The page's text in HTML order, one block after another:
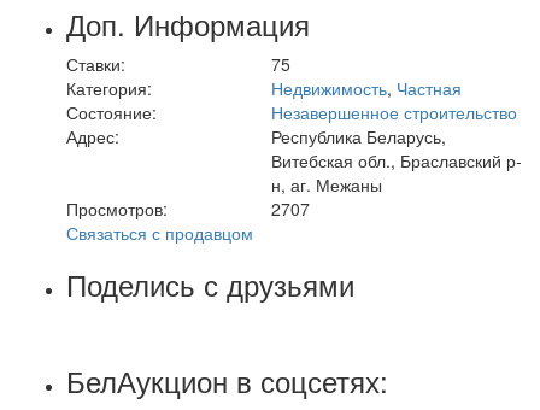
Доп. Информация
Ставки:
75
Категория:
Недвижимость, Частная
Состояние:
Незавершенное строительство
Адрес:
Республика Беларусь,
Витебская обл., Браславский р-
н, аг. Межаны
Просмотров:
2707
Связаться с продавцом
Поделись с друзьями
БелАукцион в соцсетях: